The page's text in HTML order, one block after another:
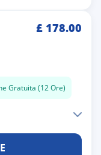
£ 178.00
Gratuita (12 Ore)